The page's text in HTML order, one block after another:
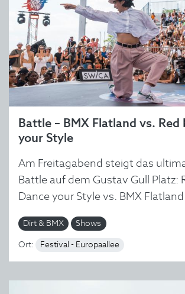
Battle – BMX Flatland vs. Red
your Style
Am Freitagabend steigt das
Battle auf dem Gustav Gull Platz:
Dance your Style vs. BMX
Dirt & BMX Shows
Ort: Festival - Europaallee